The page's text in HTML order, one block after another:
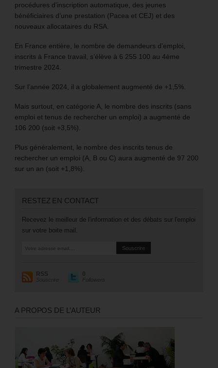
procédures d’inscription automatique, des jeunes
bénéficiaires d’une prestation (Pacea et CEJ) et des
nouveaux allocataires du RSA.
En France entière, le nombre de demandeurs d’emploi,
inscrits à France travail, s’élève à 6 255 100 au 4ème
trimestre 2024.
Sur l’année 2024, il a globalement augmenté de +1,5%.
Mais surtout, en catégorie A, le nombre des inscrits (sans
emploi et tenus de rechercher un emploi) a augmenté de
106 200 (soit +3,5%).
Plus généralement, le nombre des inscrits tenus de
rechercher un emploi (A, B ou C) aura augmenté de 97 200
sur un an (soit +1,8%).
RESTEZ EN CONTACT
Recevez le meilleur de l'information et des débats sur l'emploi
sur votre boite mail.
RSS
Souscrire
0
Followers
A PROPOS DE L’AUTEUR